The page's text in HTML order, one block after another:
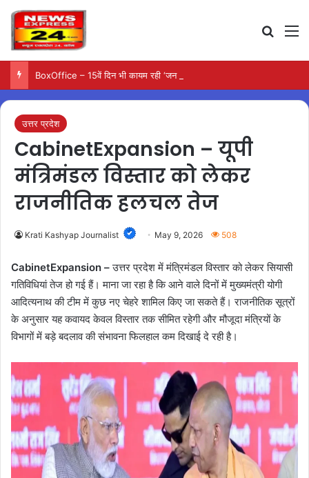
उत्तर प्रदेश
CabinetExpansion – यूपी
मंत्रिमंडल विस्तार को लेकर
राजनीतिक हलचल तेज
Krati Kashyap Journalist May 9, 2026 508
CabinetExpansion –उत्तर प्रदेश में मंत्रिमंडल विस्तार को लेकर सियासी
गतिविधियां तेज हो गई हैं। माना जा रहा है कि आने वाले दिनों में मुख्यमंत्री योगी
आदित्यनाथ की टीम में कुछ नए चेहरे शामिल किए जा सकते हैं। राजनीतिक सूत्रों
के अनुसार यह कवायद केवल विस्तार तक सीमित रहेगी और मौजूदा मंत्रियों के
विभागों में बड़े बदलाव की संभावना फिलहाल कम दिखाई दे रही है।